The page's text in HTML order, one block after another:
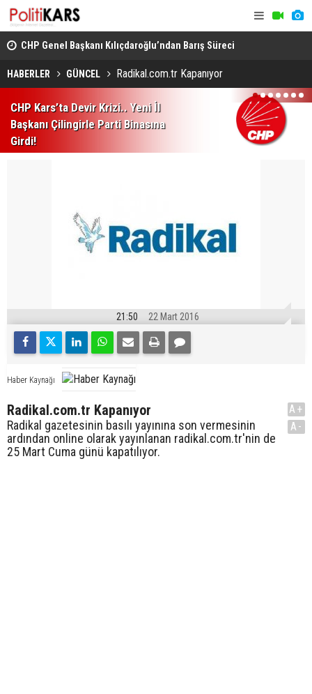
CHP Genel Başkanı Kılıçdaroğlu’ndan Barış Süreci
Vurgusu.. Sorumluluk Alacağız!
HABERLER GÜNCEL Radikal.com.tr Kapanıyor
CHP Kars’ta Devir Krizi.. Yeni İl
Başkanı Çilingirle Parti Binasına
Girdi!
1 2 3 4 5 6 7
21:50 22 Mart 2016
Haber Kaynağı
Radikal.com.tr Kapanıyor
Radikal gazetesinin basılı yayınına son vermesinin
ardından online olarak yayınlanan radikal.com.tr'nin de
25 Mart Cuma günü kapatılıyor.
A+
A-